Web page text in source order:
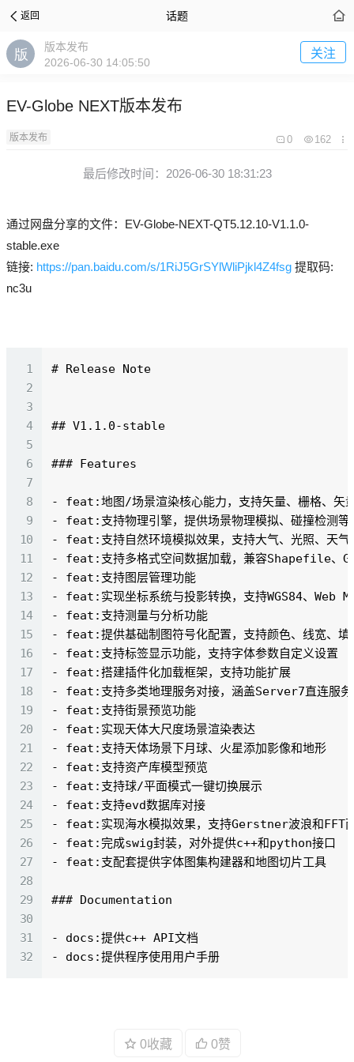
返回 话题
版本发布
2026-06-30 14:05:50
关注
EV-Globe NEXT版本发布
版本发布 0 162
最后修改时间：2026-06-30 18:31:23
通过网盘分享的文件：EV-Globe-NEXT-QT5.12.10-V1.1.0-
stable.exe
链接: https://pan.baidu.com/s/1RiJ5GrSYlWliPjkl4Z4fsg 提取码:
nc3u
# Release Note
## V1.1.0-stable
### Features
- feat:地图/场景渲染核心能力，支持矢量、栅格、矢
- feat:支持物理引擎，提供场景物理模拟、碰撞检测等
- feat:支持自然环境模拟效果，支持大气、光照、天气
- feat:支持多格式空间数据加载，兼容Shapefile、
- feat:支持图层管理功能
- feat:实现坐标系统与投影转换，支持WGS84、Web
- feat:支持测量与分析功能
- feat:提供基础制图符号化配置，支持颜色、线宽、填
- feat:支持标签显示功能，支持字体参数自定义设置
- feat:搭建插件化加载框架，支持功能扩展
- feat:支持多类地理服务对接，涵盖Server7直连服务
- feat:支持街景预览功能
- feat:实现天体大尺度场景渲染表达
- feat:支持天体场景下月球、火星添加影像和地形
- feat:支持资产库模型预览
- feat:支持球/平面模式一键切换展示
- feat:支持evd数据库对接
- feat:实现海水模拟效果，支持Gerstner波浪和FFT
- feat:完成swig封装，对外提供c++和python接口
- feat:支配套提供字体图集构建器和地图切片工具
### Documentation
- docs:提供c++ API文档
- docs:提供程序使用用户手册
0收藏 0赞